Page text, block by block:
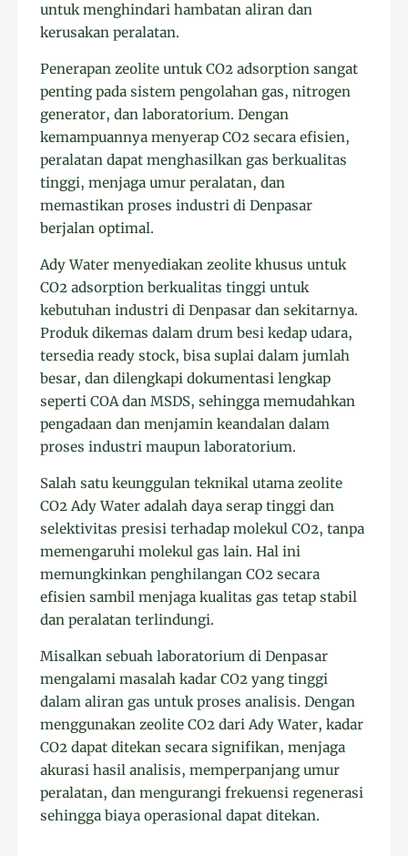
untuk menghindari hambatan aliran dan
kerusakan peralatan.
Penerapan zeolite untuk CO2 adsorption sangat
penting pada sistem pengolahan gas, nitrogen
generator, dan laboratorium. Dengan
kemampuannya menyerap CO2 secara efisien,
peralatan dapat menghasilkan gas berkualitas
tinggi, menjaga umur peralatan, dan
memastikan proses industri di Denpasar
berjalan optimal.
Ady Water menyediakan zeolite khusus untuk
CO2 adsorption berkualitas tinggi untuk
kebutuhan industri di Denpasar dan sekitarnya.
Produk dikemas dalam drum besi kedap udara,
tersedia ready stock, bisa suplai dalam jumlah
besar, dan dilengkapi dokumentasi lengkap
seperti COA dan MSDS, sehingga memudahkan
pengadaan dan menjamin keandalan dalam
proses industri maupun laboratorium.
Salah satu keunggulan teknikal utama zeolite
CO2 Ady Water adalah daya serap tinggi dan
selektivitas presisi terhadap molekul CO2, tanpa
memengaruhi molekul gas lain. Hal ini
memungkinkan penghilangan CO2 secara
efisien sambil menjaga kualitas gas tetap stabil
dan peralatan terlindungi.
Misalkan sebuah laboratorium di Denpasar
mengalami masalah kadar CO2 yang tinggi
dalam aliran gas untuk proses analisis. Dengan
menggunakan zeolite CO2 dari Ady Water, kadar
CO2 dapat ditekan secara signifikan, menjaga
akurasi hasil analisis, memperpanjang umur
peralatan, dan mengurangi frekuensi regenerasi
sehingga biaya operasional dapat ditekan.